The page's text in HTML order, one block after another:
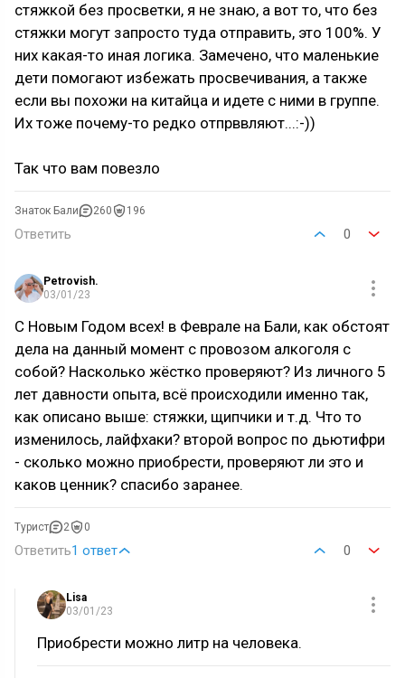
стяжкой без просветки, я не знаю, а вот то, что без
стяжки могут запросто туда отправить, это 100%. У
них какая-то иная логика. Замечено, что маленькие
дети помогают избежать просвечивания, а также
если вы похожи на китайца и идете с ними в группе.
Их тоже почему-то редко отпрввляют...:-))
Так что вам повезло
Знаток Бали 260 196
Ответить 0
Petrovish.
03/01/23
С Новым Годом всех! в Феврале на Бали, как обстоят
дела на данный момент с провозом алкоголя с
собой? Насколько жёстко проверяют? Из личного 5
лет давности опыта, всё происходили именно так,
как описано выше: стяжки, щипчики и т.д. Что то
изменилось, лайфхаки? второй вопрос по дьютифри
- сколько можно приобрести, проверяют ли это и
каков ценник? спасибо заранее.
Турист 2 0
Ответить1 ответ 0
Lisa
03/01/23
Приобрести можно литр на человека.